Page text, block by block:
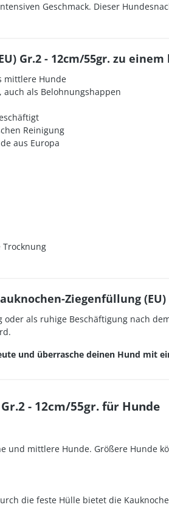
Geschmack. Dieser
Gr.2 - 12cm/55gr. zu
mittlere Hunde
auch als Belohnungshappen
Reinigung
aus Europa
Ziegenfüllung (EU)
als ruhige Beschäftigung nach
und überrasche deinen Hund mit
- 12cm/55gr. für Hunde
mittlere Hunde. Größere Hunde
die feste Hülle bietet die